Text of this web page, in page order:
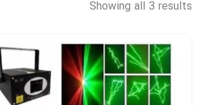
Showing all 3 results